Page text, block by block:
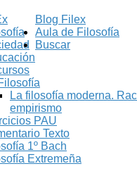
Blog Filex
Aula de Filosofía
La filosofía moderna.
empirismo
PAU
Texto
1º Bach
Extremeña
Buscar